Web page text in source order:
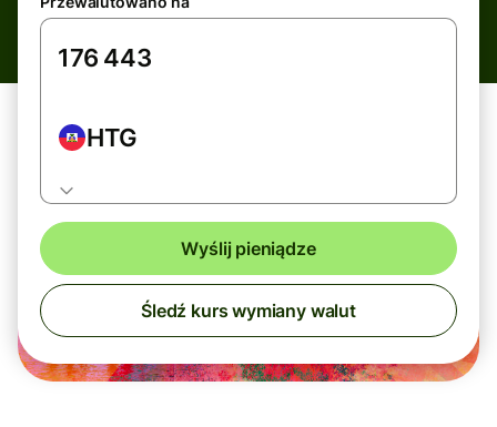
HTG
Wyślij pieniądze
Śledź kurs wymiany walut